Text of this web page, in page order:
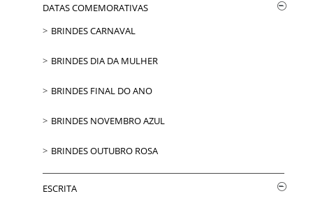
DATAS COMEMORATIVAS
BRINDES CARNAVAL
BRINDES DIA DA MULHER
BRINDES FINAL DO ANO
BRINDES NOVEMBRO AZUL
BRINDES OUTUBRO ROSA
ESCRITA